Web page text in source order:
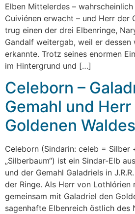
Elben Mittelerdes –
Cuiviénen erwacht – und Herr der
trug einen der drei Elbenringe,
Gandalf weitergab, weil er dessen
erkannte. Trotz seines enormen
im Hintergrund und […]
Celeborn –
Gemahl und
Goldenen Waldes
Celeborn (Sindarin: celeb = Silber
„Silberbaum“) ist ein Sindar-Elb
und der Gemahl Galadriels in
der Ringe. Als Herr von Lothlórien
gemeinsam mit Galadriel den
sagenhafte Elbenreich östlich des